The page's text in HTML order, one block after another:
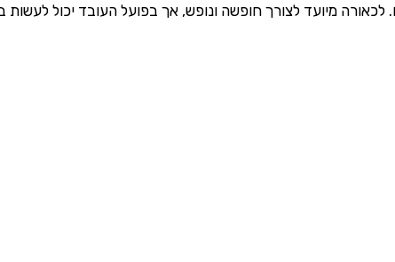
מיועד לצורך חופשה ונופש, אך בפועל העובד יכול לעשות